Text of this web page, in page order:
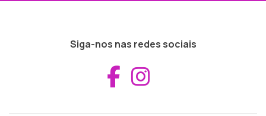
Siga-nos nas redes sociais
Aceder ao